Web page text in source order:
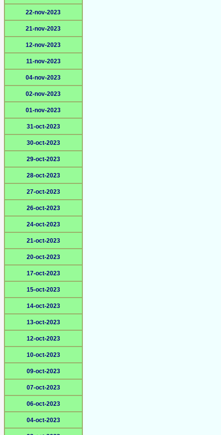
22-nov-2023
21-nov-2023
12-nov-2023
11-nov-2023
04-nov-2023
02-nov-2023
01-nov-2023
31-oct-2023
30-oct-2023
29-oct-2023
28-oct-2023
27-oct-2023
26-oct-2023
24-oct-2023
21-oct-2023
20-oct-2023
17-oct-2023
15-oct-2023
14-oct-2023
13-oct-2023
12-oct-2023
10-oct-2023
09-oct-2023
07-oct-2023
06-oct-2023
04-oct-2023